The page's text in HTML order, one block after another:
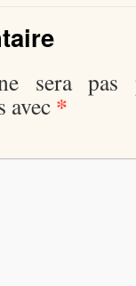
sera pas
avec *